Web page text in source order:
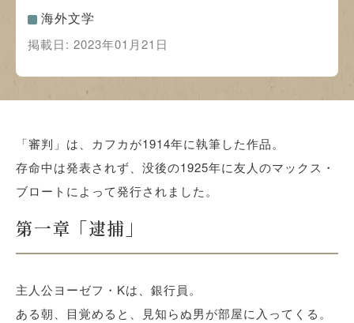
海外文学
掲載日: 2023年01月21日
「審判」は、カフカが1914年に執筆した作品。
存命中は発表されず、没後の1925年に友人のマックス・
ブロートによって発行されました。
第一章「逮捕」
主人公ヨーゼフ・Kは、銀行員。
ある朝、目覚めると、見知らぬ男が部屋に入ってくる。